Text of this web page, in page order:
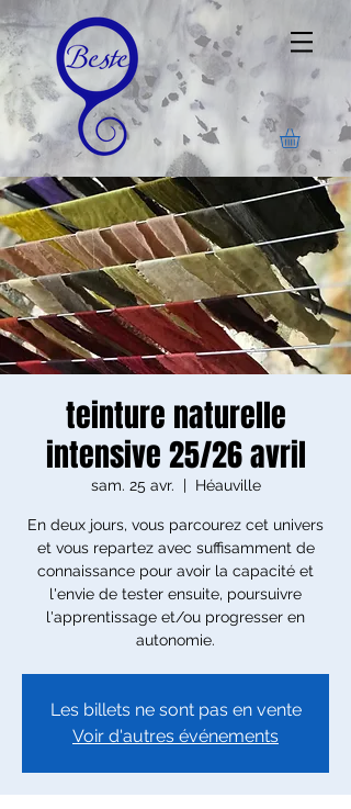
teinture naturelle
intensive 25/26 avril
sam. 25 avr.
  |
Héauville
En deux jours, vous parcourez cet univers
et vous repartez avec suffisamment de
connaissance pour avoir la capacité et
l'envie de tester ensuite, poursuivre
l'apprentissage et/ou progresser en
autonomie.
Les billets ne sont pas en vente
Voir d'autres événements